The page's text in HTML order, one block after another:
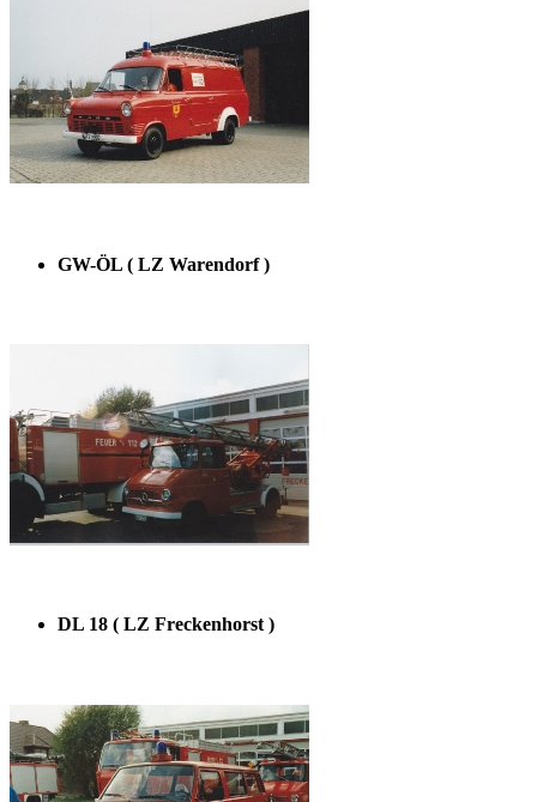
GW-ÖL ( LZ Warendorf )
DL 18 ( LZ Freckenhorst )